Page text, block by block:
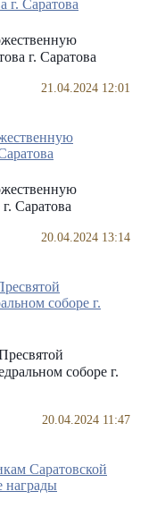
г. Саратова
21.04.2024 12:01
Саратова
20.04.2024 13:14
соборе г.
20.04.2024 11:47